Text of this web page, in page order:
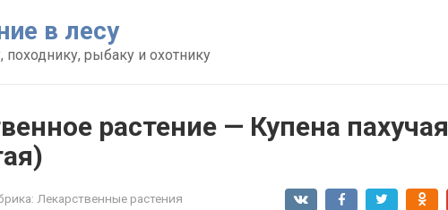
в лесу
походнику, рыбаку и охотнику
растение — Купена пахучая
Лекарственные растения